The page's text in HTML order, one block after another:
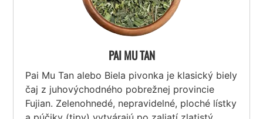
PAI MU TAN
Pai Mu Tan alebo Biela pivonka je klasický biely
čaj z juhovýchodného pobrežnej provincie
Fujian. Zelenohnedé, nepravidelné, ploché lístky